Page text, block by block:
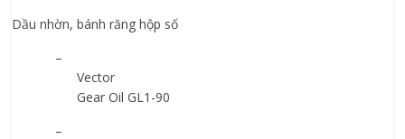
Dầu nhờn, bánh răng hộp số
–
Vector
Gear Oil GL1-90
–